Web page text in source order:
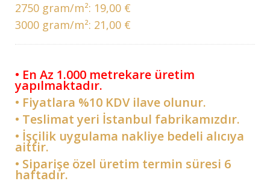
2750 gram/m²: 19,00 €
3000 gram/m²: 21,00 €
• En Az 1.000 metrekare üretim
yapılmaktadır.
• Fiyatlara %10 KDV ilave olunur.
• Teslimat yeri İstanbul fabrikamızdır.
• İşçilik uygulama nakliye bedeli alıcıya
aittir.
• Siparişe özel üretim termin süresi 6
haftadır.